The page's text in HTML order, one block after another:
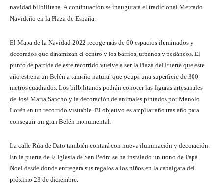
navidad bilbilitana. A continuación se inaugurará el tradicional Mercado
Navideño en la Plaza de España.
El Mapa de la Navidad 2022 recoge más de 60 espacios iluminados y
decorados que dinamizan el centro y los barrios, urbanos y pedáneos. El
punto de partida de este recorrido vuelve a ser la Plaza del Fuerte que este
año estrena un Belén a tamaño natural que ocupa una superficie de 300
metros cuadrados. Los bilbilitanos podrán conocer las figuras artesanales
de José María Sancho y la decoración de animales pintados por Manolo
Lorén en un recorrido visitable. El objetivo es ampliar año tras año para
conseguir un gran Belén monumental.
La calle Rúa de Dato también contará con nueva iluminación y decoración.
En la puerta de la Iglesia de San Pedro se ha instalado un trono de Papá
Noel desde donde entregará sus regalos a los niños en la cabalgata del
próximo 23 de diciembre.